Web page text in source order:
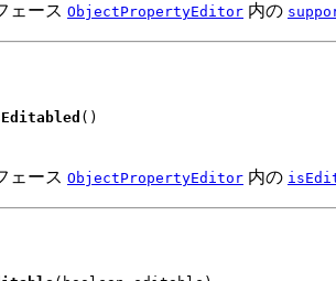
ェース ObjectPropertyEditor 内の
()
ェース ObjectPropertyEditor 内の